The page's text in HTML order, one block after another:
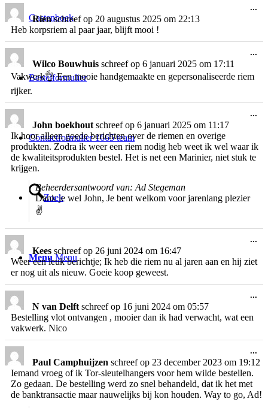
Gastenboek
Bestelformulier
Contactformulier 1665 team
Zoek
Menu Menu
Rienschreef op 20 augustus 2025 om 22:13
Heb korpsriem al paar jaar, blijft mooi !
...
Wilco Bouwhuis schreef op 6 januari 2025 om 17:11
Vakwerk👌 Een mooie handgemaakte en gepersonaliseerde riem
rijker.
...
John boekhout schreef op 6 januari 2025 om 11:17
Ik hoor alleen goede berichten over de riemen en overige
produkten. Zodra ik weer een riem nodig heb weet ik wel waar ik
de kwaliteitsprodukten bestel. Het is net een Marinier, niet stuk te
krijgen.
Beheerdersantwoord van: Ad Stegeman
Dank je wel John, Je bent welkom voor jarenlang plezier
✌
...
Kees schreef op 26 juni 2024 om 16:47
Weer een leuk berichtje; Ik heb die riem nu al jaren aan en hij ziet
er nog uit als nieuw. Goeie koop geweest.
...
N van Delft schreef op 16 juni 2024 om 05:57
Bestelling vlot ontvangen , mooier dan ik had verwacht, wat een
vakwerk. Nico
...
Paul Camphuijzen schreef op 23 december 2023 om 19:12
Iemand vroeg of ik Tor-sleutelhangers voor hem wilde bestellen.
Zo gedaan. De bestelling werd zo snel behandeld, dat ik het met
de banktransactie maar nauwelijks bij kon houden. Way to go, Ad!
...